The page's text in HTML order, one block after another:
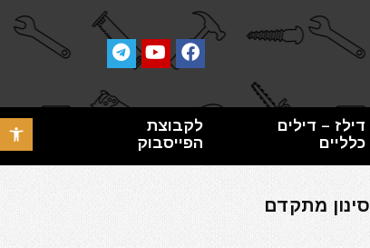
פתח
דילז – דילים
כלליים
לקבוצת
הפייסבוק
סינון מתקדם